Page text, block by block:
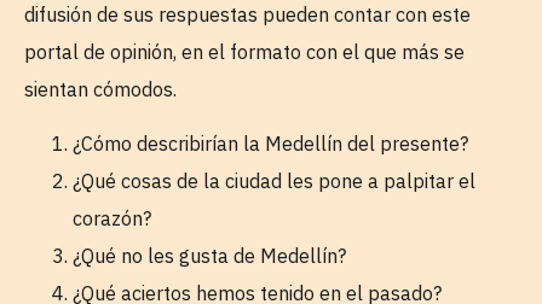
difusión de sus respuestas pueden contar con este
portal de opinión, en el formato con el que más se
sientan cómodos.
¿Cómo describirían la Medellín del presente?
¿Qué cosas de la ciudad les pone a palpitar el
corazón?
¿Qué no les gusta de Medellín?
¿Qué aciertos hemos tenido en el pasado?